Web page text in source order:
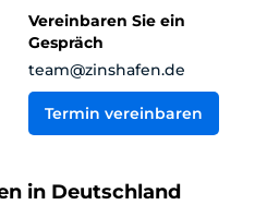
Vereinbaren Sie ein
Gespräch
team@zinshafen.de
Termin vereinbaren
in Deutschland